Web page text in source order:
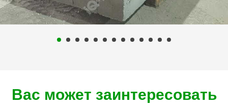
Вас может заинтересовать